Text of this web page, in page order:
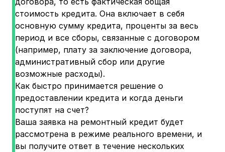
стоимость кредита. Она включает в себя
основную сумму кредита, проценты за весь
период и все сборы, связанные с договором
(например, плату за заключение договора,
административный сбор или другие
возможные расходы).
Как быстро принимается решение о
предоставлении кредита и когда деньги
поступят на счет?
Ваша заявка на ремонтный кредит будет
рассмотрена в режиме реального времени, и
вы получите ответ в течение нескольких